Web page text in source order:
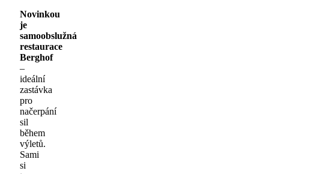
Novinkou
je
samoobslužná
restaurace
Berghof
–
ideální
zastávka
pro
načerpání
sil
během
výletů.
Sami
si